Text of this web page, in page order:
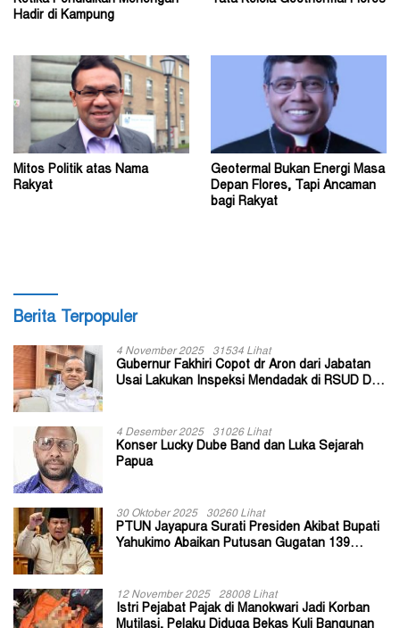
Hadir di Kampung
Mitos Politik atas Nama
Rakyat
Geotermal Bukan Energi Masa
Depan Flores, Tapi Ancaman
bagi Rakyat
Berita Terpopuler
4 November 2025 31534 Lihat
Gubernur Fakhiri Copot dr Aron dari Jabatan
Usai Lakukan Inspeksi Mendadak di RSUD Dok
4 Desember 2025 31026 Lihat
Konser Lucky Dube Band dan Luka Sejarah
Papua
30 Oktober 2025 30260 Lihat
PTUN Jayapura Surati Presiden Akibat Bupati
Yahukimo Abaikan Putusan Gugatan 139
12 November 2025 28008 Lihat
Istri Pejabat Pajak di Manokwari Jadi Korban